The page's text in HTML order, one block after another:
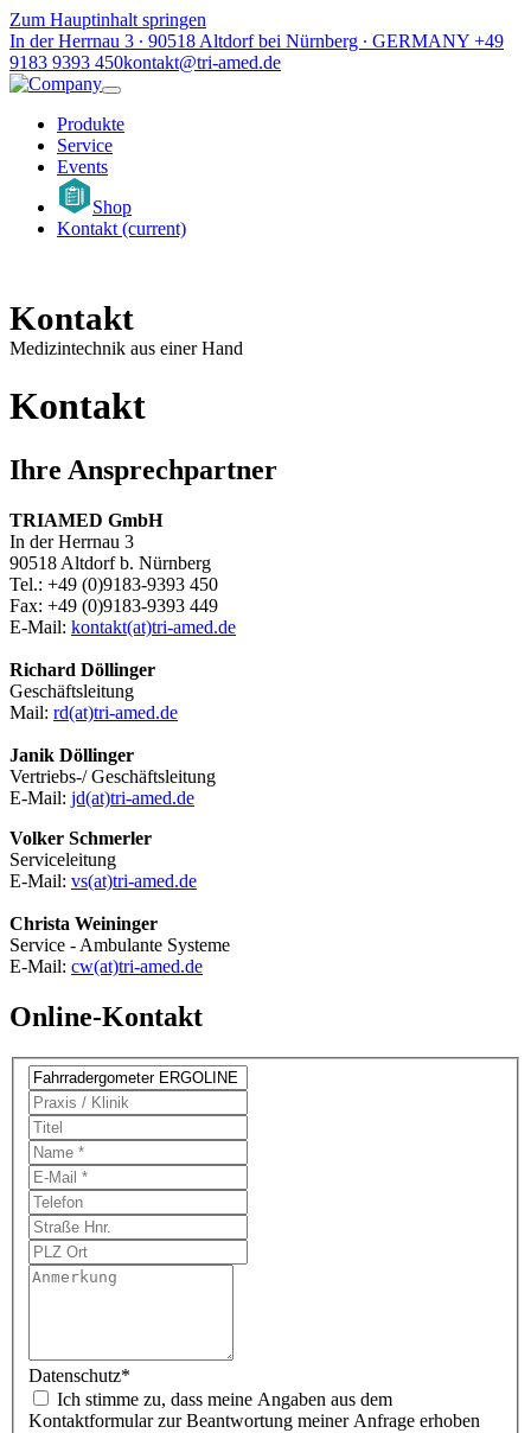
Zum Hauptinhalt springen
In der Herrnau 3 ∙ 90518 Altdorf bei Nürnberg ∙ GERMANY +49
9183 9393 450kontakt@tri-amed.de
Produkte
Service
Events
Shop
Kontakt (current)
Kontakt
Medizintechnik aus einer Hand
Kontakt
Ihre Ansprechpartner
TRIAMED GmbH
In der Herrnau 3
90518 Altdorf b. Nürnberg
Tel.: +49 (0)9183-9393 450
Fax: +49 (0)9183-9393 449
E-Mail: kontakt(at)tri-amed.de
Richard Döllinger
Geschäftsleitung
Mail: rd(at)tri-amed.de
Janik Döllinger
Vertriebs-/ Geschäftsleitung
E-Mail: jd(at)tri-amed.de
Volker Schmerler
Serviceleitung
E-Mail: vs(at)tri-amed.de
Christa Weininger
Service - Ambulante Systeme
E-Mail: cw(at)tri-amed.de
Online-Kontakt
Datenschutz*
Kontaktformular zur Beantwortung meiner Anfrage erhoben